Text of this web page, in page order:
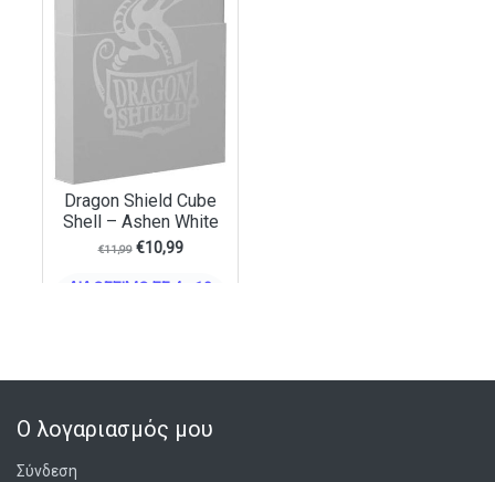
Dragon Shield Cube
Shell – Ashen White
€11,99 €10,99
ΔΙΑΘΈΣΙΜΟ ΣΕ 4 - 10
Ο λογαριασμός μου
Σύνδεση